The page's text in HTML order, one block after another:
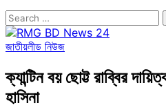
Search
for:
জাতীয়লীড নিউজ
ক্যান্টিন বয় ছোট্ট রাব্বির
হাসিনা